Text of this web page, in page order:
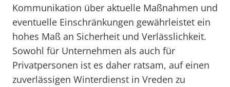
Kommunikation über aktuelle Maßnahmen und
eventuelle Einschränkungen gewährleistet ein
hohes Maß an Sicherheit und Verlässlichkeit.
Sowohl für Unternehmen als auch für
Privatpersonen ist es daher ratsam, auf einen
zuverlässigen Winterdienst in Vreden zu